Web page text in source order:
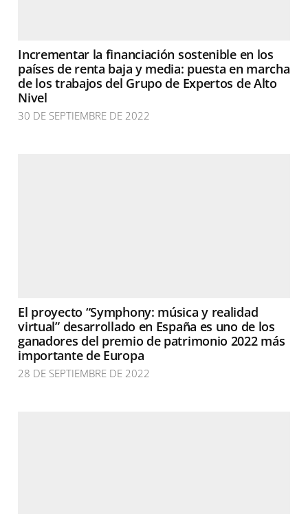
Incrementar la financiación sostenible en los
países de renta baja y media: puesta en marcha
de los trabajos del Grupo de Expertos de Alto
Nivel
30 DE SEPTIEMBRE DE 2022
El proyecto “Symphony: música y realidad
virtual” desarrollado en España es uno de los
ganadores del premio de patrimonio 2022 más
importante de Europa
28 DE SEPTIEMBRE DE 2022